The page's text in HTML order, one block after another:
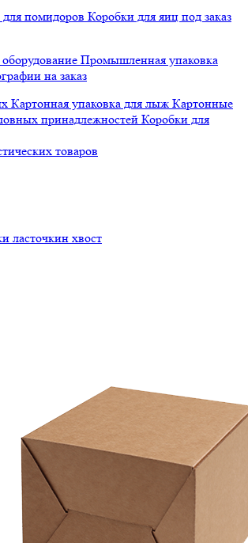
помидоров Коробки для яиц под заказ
Промышленная упаковка
на заказ
Картонная упаковка для лыж Картонные
принадлежностей Коробки для
товаров
ласточкин хвост